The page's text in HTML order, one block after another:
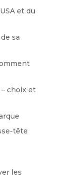
et du
sa
choix et
tête
les